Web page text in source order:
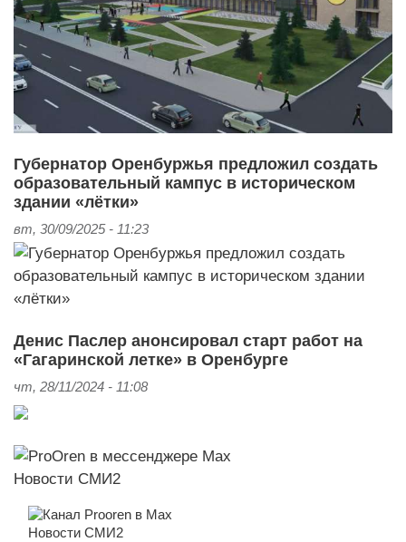
Губернатор Оренбуржья предложил создать
образовательный кампус в историческом
здании «лётки»
вт, 30/09/2025 - 11:23
Денис Паслер анонсировал старт работ на
«Гагаринской летке» в Оренбурге
чт, 28/11/2024 - 11:08
Новости СМИ2
Новости СМИ2